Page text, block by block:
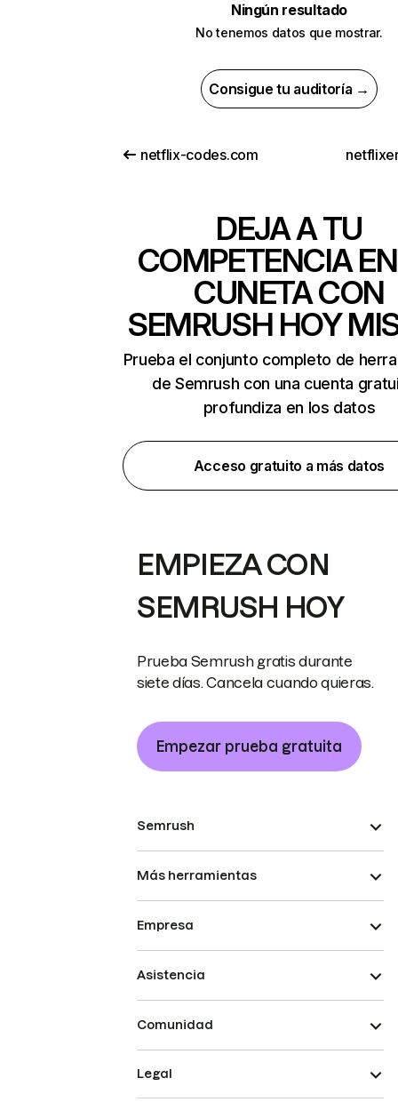
Ningún resultado
No tenemos datos que mostrar.
Consigue tu auditoría →
netflix-codes.com
DEJA A TU
COMPETENCIA
CUNETA CON
SEMRUSH HOY
Prueba el conjunto completo de
de Semrush con una cuenta
profundiza en los datos
Acceso gratuito a más datos
EMPIEZA CON
SEMRUSH HOY
Prueba Semrush gratis durante
siete días. Cancela cuando quieras.
Empezar prueba gratuita
Semrush
Más herramientas
Empresa
Asistencia
Comunidad
Legal